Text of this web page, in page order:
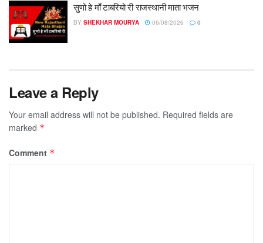
सुणो हे माँ टाबरियो री राजस्थानी माता भजन
BY SHEKHAR MOURYA 06/08/2026 0
Leave a Reply
Your email address will not be published. Required fields are
marked *
Comment *